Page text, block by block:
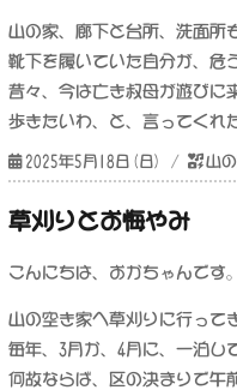
山の家、廊下と台所、洗面所
靴下を履いていた自分が、危
昔々、今は亡き叔母が遊びに
歩きたいわ、と、言ってくれ
投
稿
日:
2025年5月18日(日)
カ
テ
ー
山
草刈りとお悔やみ
こんにちは、おかちゃんです。
山の空き家へ草刈りに行って
毎年、3月か、4月に、一泊し
何故ならば、区の決まりで午